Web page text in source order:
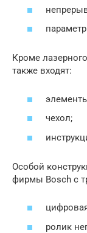
Кроме
также входят:
чехол;
Особой
фирмы Bosch с
ролик